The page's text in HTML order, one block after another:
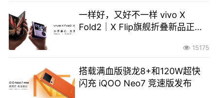
一样好，又好不一样 vivo X
Fold2｜X Flip旗舰折叠新品正式
15175
搭载满血版骁龙8+和120W超快
闪充 iQOO Neo7 竞速版发布